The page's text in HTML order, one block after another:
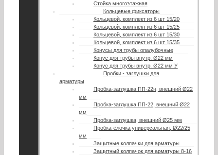
Стойка многоэтажная
Кольцевые фиксаторы
Кольцевой, комплект из 6 шт 15/20
Кольцевой, комплект из 6 шт 15/25
Кольцевой, комплект из 6 шт 15/30
Кольцевой, комплект из 6 шт 15/35
Конусы для трубы опалубочные
Конус для трубы внутр. Ø22 мм
Конус для трубы внутр. Ø22 мм У
Пробки - заглушки для
арматуры
Пробка-заглушка ПП-22н, внешний Ø22
мм
Пробка-заглушка ПП-22, внешний Ø22
мм
Пробка-заглушка, внешний Ø25 мм
Пробка-ёлочка универсальная, Ø22/25
мм
Защитные колпачки для арматуры
Защитный колпачок для арматуры 8-16